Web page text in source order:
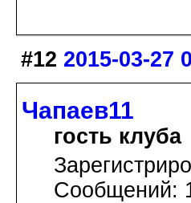
#12 2015-03-27
Чапаев11
гость клуба
Сообщений: